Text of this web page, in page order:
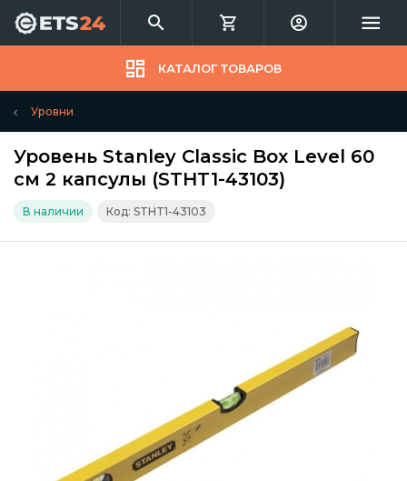
КАТАЛОГ ТОВАРОВ
Уровни
Уровень Stanley Classic Box Level 60
см 2 капсулы (STHT1-43103)
В наличии Код: STHT1-43103